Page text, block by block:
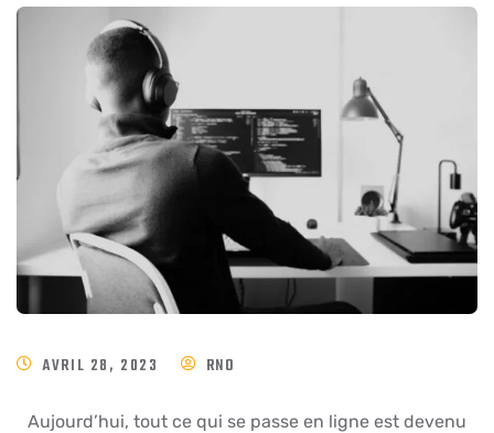
AVRIL 28, 2023 RNO
Aujourd’hui, tout ce qui se passe en ligne est devenu